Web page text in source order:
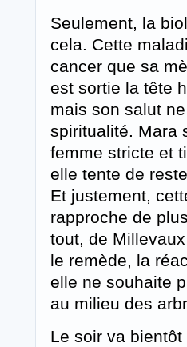
Seulement, la
cela. Cette
cancer que sa
est sortie la tête
mais son salut
spiritualité. Mara
femme stricte et
elle tente de
Et justement,
rapproche de
tout, de
le remède, la
elle ne souhaite
au milieu des
Le soir va